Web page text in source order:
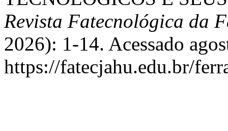
Revista Fatecnológica da
2026): 1-14. Acessado
https://fatecjahu.edu.br/